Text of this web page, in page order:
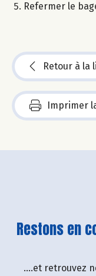
Refermer le
Retour à la
Imprimer
Restons en
....et retrouvez